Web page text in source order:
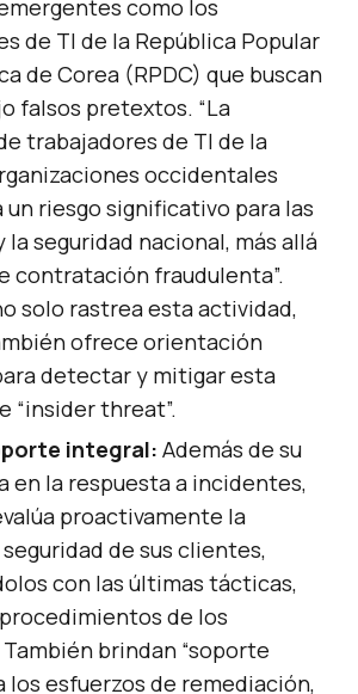
como los
de TI de la República Popular
de Corea (RPDC) que buscan
falsos pretextos. “La
trabajadores de TI de la
occidentales
riesgo significativo para las
la seguridad nacional, más allá
contratación fraudulenta”.
solo rastrea esta actividad,
ofrece orientación
detectar y mitigar esta
“insider threat”.
integral: Además de su
en la respuesta a incidentes,
proactivamente la
de sus clientes,
con las últimas tácticas,
de los
brindan “soporte
los esfuerzos de remediación,